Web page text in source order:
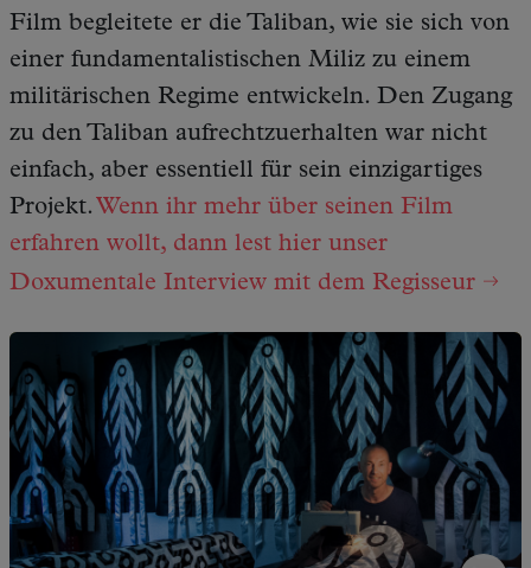
Film begleitete er die Taliban, wie sie sich von
einer fundamentalistischen Miliz zu einem
militärischen Regime entwickeln. Den Zugang
zu den Taliban aufrechtzuerhalten war nicht
einfach, aber essentiell für sein einzigartiges
Projekt. Wenn ihr mehr über seinen Film
erfahren wollt, dann lest hier unser
Doxumentale Interview mit dem Regisseur